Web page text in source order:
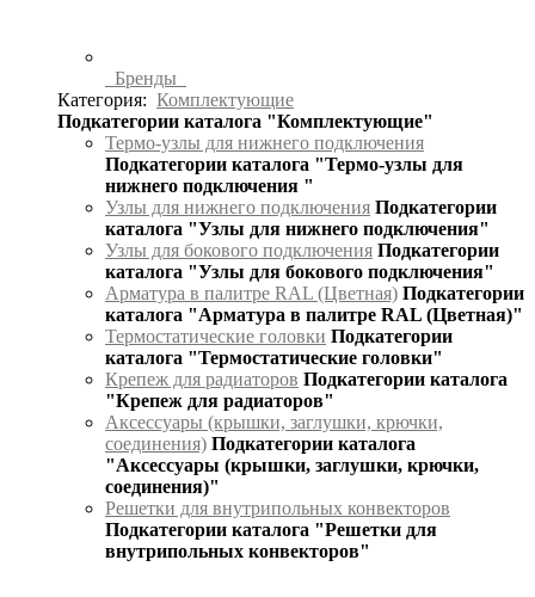
Бренды
Категория: Комплектующие
Подкатегории каталога "Комплектующие"
Термо-узлы для нижнего подключения
Подкатегории каталога "Термо-узлы для
нижнего подключения "
Узлы для нижнего подключения Подкатегории
каталога "Узлы для нижнего подключения"
Узлы для бокового подключения Подкатегории
каталога "Узлы для бокового подключения"
Арматура в палитре RAL (Цветная) Подкатегории
каталога "Арматура в палитре RAL (Цветная)"
Термостатические головки Подкатегории
каталога "Термостатические головки"
Крепеж для радиаторов Подкатегории каталога
"Крепеж для радиаторов"
Аксессуары (крышки, заглушки, крючки,
соединения) Подкатегории каталога
"Аксессуары (крышки, заглушки, крючки,
соединения)"
Решетки для внутрипольных конвекторов
Подкатегории каталога "Решетки для
внутрипольных конвекторов"